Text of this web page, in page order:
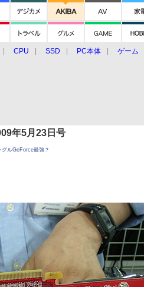
CPU SSD PC本体 ゲーム
年5月23日号
ルGeForce最強？